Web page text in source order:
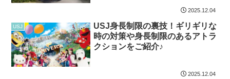
2025.12.04
USJ
USJ身長制限の裏技！ギリギリな
時の対策や身長制限のあるアトラ
クションをご紹介♪
2025.12.04